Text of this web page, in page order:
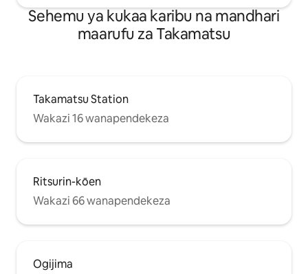
dakika 30. Mwingiliano na wageni Uko
huru kutumia chumba cha piano kubwa
kilicho katika nyumba ya mwenyeji.
ukaaji wako.
baada ya kuweka
Sehemu ya kukaa karibu na mandhari
maarufu za Takamatsu
Takamatsu Station
Wakazi 16 wanapendekeza
Ritsurin-kōen
Wakazi 66 wanapendekeza
Ogijima